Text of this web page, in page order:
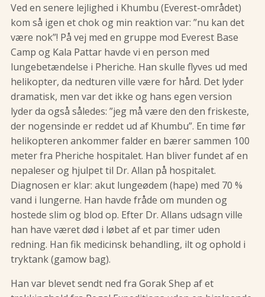
Ved en senere lejlighed i Khumbu (Everest-området)
kom så igen et chok og min reaktion var: ”nu kan det
være nok”! På vej med en gruppe mod Everest Base
Camp og Kala Pattar havde vi en person med
lungebetændelse i Pheriche. Han skulle flyves ud med
helikopter, da nedturen ville være for hård. Det lyder
dramatisk, men var det ikke og hans egen version
lyder da også således: ”jeg må være den den friskeste,
der nogensinde er reddet ud af Khumbu”. En time før
helikopteren ankommer falder en bærer sammen 100
meter fra Pheriche hospitalet. Han bliver fundet af en
nepaleser og hjulpet til Dr. Allan på hospitalet.
Diagnosen er klar: akut lungeødem (hape) med 70 %
vand i lungerne. Han havde fråde om munden og
hostede slim og blod op. Efter Dr. Allans udsagn ville
han have været død i løbet af et par timer uden
redning. Han fik medicinsk behandling, ilt og ophold i
tryktank (gamow bag).
Han var blevet sendt ned fra Gorak Shep af et